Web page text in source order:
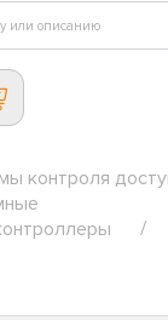
контроля